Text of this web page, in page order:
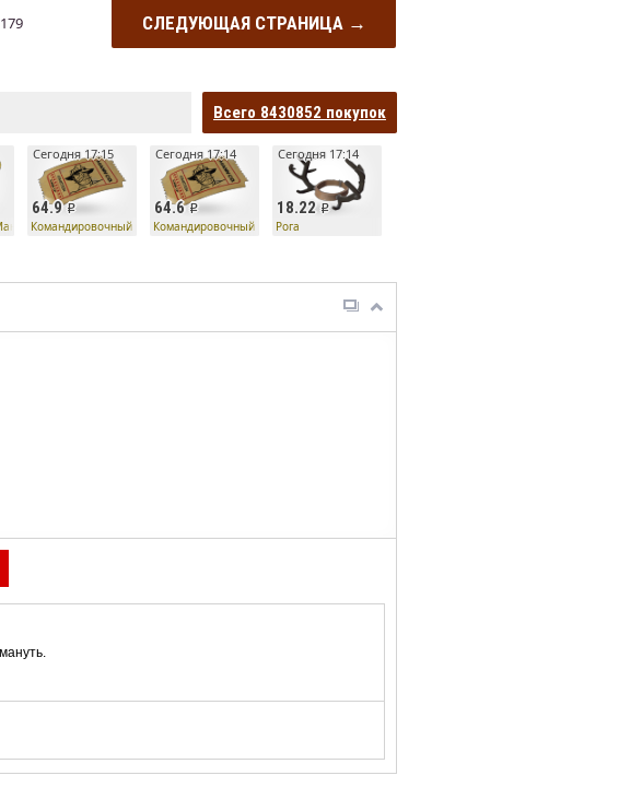
179 СЛЕДУЮЩАЯ СТРАНИЦА →
Всего 8430852 покупок
Ко
64.9
Сегодня 17:15
Командировочный билет
64.6
Сегодня 17:14
Командировочный билет
18.22
Сегодня 17:14
Рога